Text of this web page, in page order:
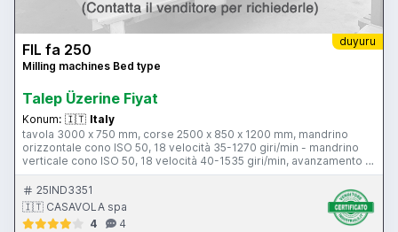
duyuru
FIL fa 250
Milling machines Bed type
Talep Üzerine Fiyat
Konum: 🇮🇹 Italy
tavola 3000 x 750 mm, corse 2500 x 850 x 1200 mm, mandrino
orizzontale cono ISO 50, 18 velocità 35-1270 giri/min - mandrino
verticale cono ISO 50, 18 velocità 40-1535 giri/min, avanzamento di
lavoro 0-1000 mm/min, avanzamento rapido 4000 mm/min,
posizionatore Logan
25IND3351
🇮🇹 CASAVOLA spa
4
4